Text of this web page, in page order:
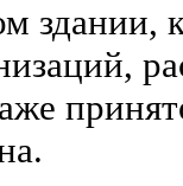
здании,